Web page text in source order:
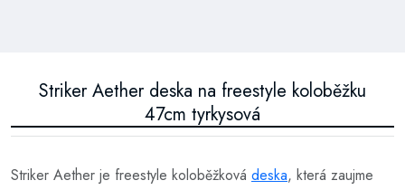
Striker Aether deska na freestyle koloběžku
47cm tyrkysová
Striker Aether je freestyle koloběžková deska, která zaujme